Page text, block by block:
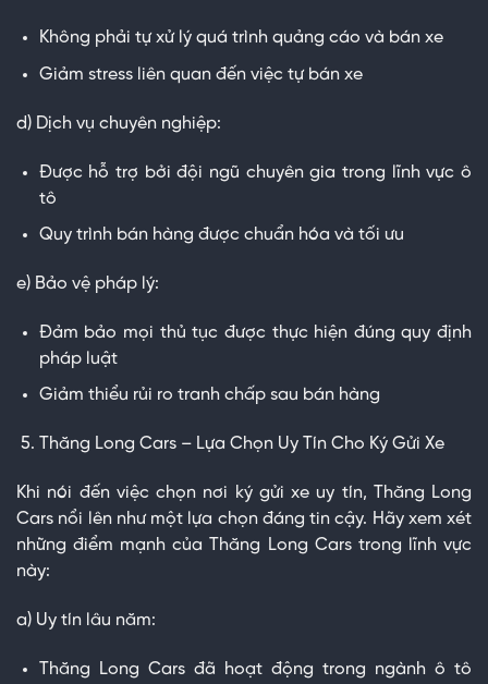
Không phải tự xử lý quá trình quảng cáo và bán xe
Giảm stress liên quan đến việc tự bán xe
d) Dịch vụ chuyên nghiệp:
Được hỗ trợ bởi đội ngũ chuyên gia trong lĩnh vực ô
tô
Quy trình bán hàng được chuẩn hóa và tối ưu
e) Bảo vệ pháp lý:
Đảm bảo mọi thủ tục được thực hiện đúng quy định
pháp luật
Giảm thiểu rủi ro tranh chấp sau bán hàng
Thăng Long Cars – Lựa Chọn Uy Tín Cho Ký Gửi Xe
Khi nói đến việc chọn nơi ký gửi xe uy tín, Thăng Long
Cars nổi lên như một lựa chọn đáng tin cậy. Hãy xem xét
những điểm mạnh của Thăng Long Cars trong lĩnh vực
này:
a) Uy tín lâu năm:
Thăng Long Cars đã hoạt động trong ngành ô tô